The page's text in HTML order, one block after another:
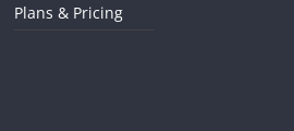
Plans & Pricing